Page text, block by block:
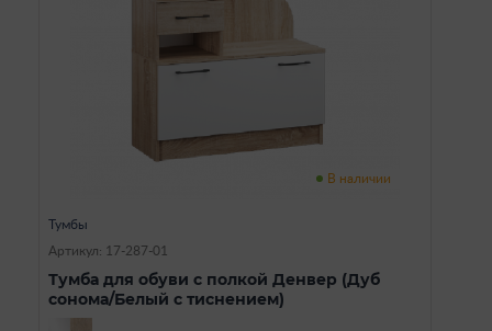
В наличии
Тумбы
Артикул: 17-287-01
Тумба для обуви с полкой Денвер (Дуб
сонома/Белый с тиснением)